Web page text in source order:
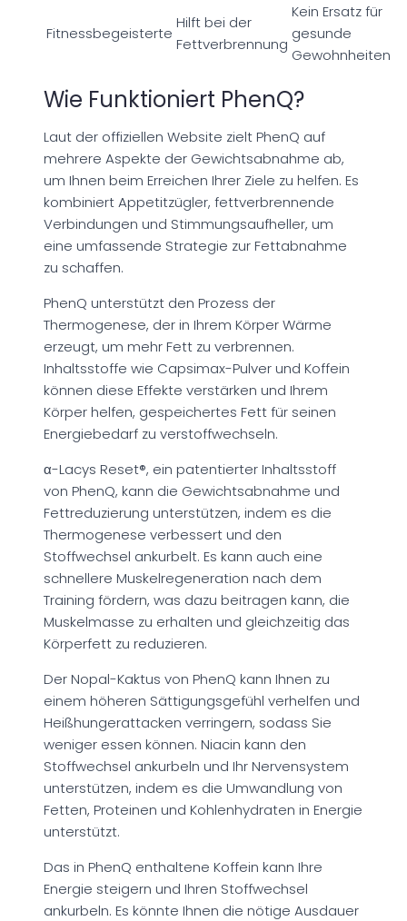
Fitnessbegeisterte
Hilft bei der
Fettverbrennung
Kein Ersatz für
gesunde
Gewohnheiten
Wie Funktioniert PhenQ?
Laut der offiziellen Website zielt PhenQ auf
mehrere Aspekte der Gewichtsabnahme ab,
um Ihnen beim Erreichen Ihrer Ziele zu helfen. Es
kombiniert Appetitzügler, fettverbrennende
Verbindungen und Stimmungsaufheller, um
eine umfassende Strategie zur Fettabnahme
zu schaffen.
PhenQ unterstützt den Prozess der
Thermogenese, der in Ihrem Körper Wärme
erzeugt, um mehr Fett zu verbrennen.
Inhaltsstoffe wie Capsimax-Pulver und Koffein
können diese Effekte verstärken und Ihrem
Körper helfen, gespeichertes Fett für seinen
Energiebedarf zu verstoffwechseln.
α-Lacys Reset®, ein patentierter Inhaltsstoff
von PhenQ, kann die Gewichtsabnahme und
Fettreduzierung unterstützen, indem es die
Thermogenese verbessert und den
Stoffwechsel ankurbelt. Es kann auch eine
schnellere Muskelregeneration nach dem
Training fördern, was dazu beitragen kann, die
Muskelmasse zu erhalten und gleichzeitig das
Körperfett zu reduzieren.
Der Nopal-Kaktus von PhenQ kann Ihnen zu
einem höheren Sättigungsgefühl verhelfen und
Heißhungerattacken verringern, sodass Sie
weniger essen können. Niacin kann den
Stoffwechsel ankurbeln und Ihr Nervensystem
unterstützen, indem es die Umwandlung von
Fetten, Proteinen und Kohlenhydraten in Energie
unterstützt.
Das in PhenQ enthaltene Koffein kann Ihre
Energie steigern und Ihren Stoffwechsel
ankurbeln. Es könnte Ihnen die nötige Ausdauer